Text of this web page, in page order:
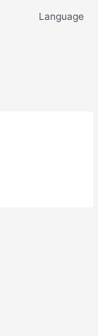
Language